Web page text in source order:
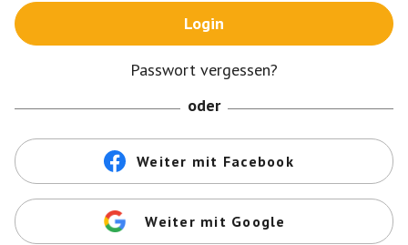
Login
Passwort vergessen?
oder
Weiter mit Facebook
Weiter mit Google